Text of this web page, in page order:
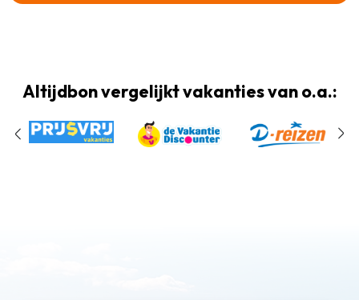
Altijdbon vergelijkt vakanties van o.a.: